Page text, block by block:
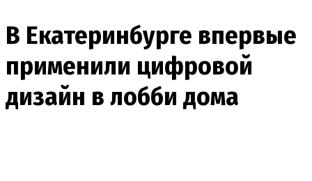
В Екатеринбурге впервые
применили цифровой
дизайн в лобби дома